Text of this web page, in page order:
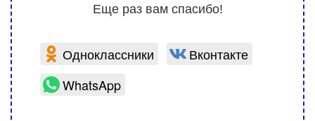
Еще раз вам спасибо!
Одноклассники
Вконтакте
WhatsApp